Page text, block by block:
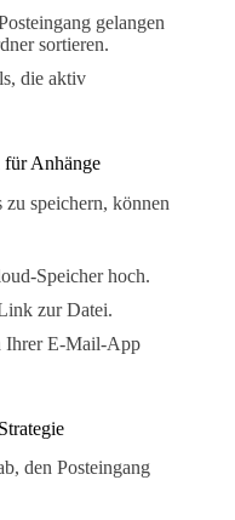
gelangen
sortieren.
die aktiv
für Anhänge
speichern, können
Speicher hoch.
zur Datei.
Ihrer E-Mail-App
den Posteingang